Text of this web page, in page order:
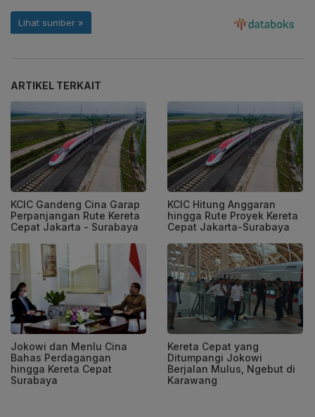
ARTIKEL TERKAIT
KCIC Gandeng Cina Garap
Perpanjangan Rute Kereta
Cepat Jakarta - Surabaya
KCIC Hitung Anggaran
hingga Rute Proyek Kereta
Cepat Jakarta-Surabaya
Jokowi dan Menlu Cina
Bahas Perdagangan
hingga Kereta Cepat
Surabaya
Kereta Cepat yang
Ditumpangi Jokowi
Berjalan Mulus, Ngebut di
Karawang